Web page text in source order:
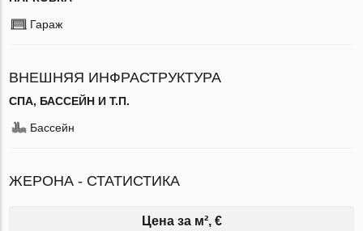
Гараж
ВНЕШНЯЯ ИНФРАСТРУКТУРА
СПА, БАССЕЙН И Т.П.
Бассейн
ЖЕРОНА - СТАТИСТИКА
Цена за м², €